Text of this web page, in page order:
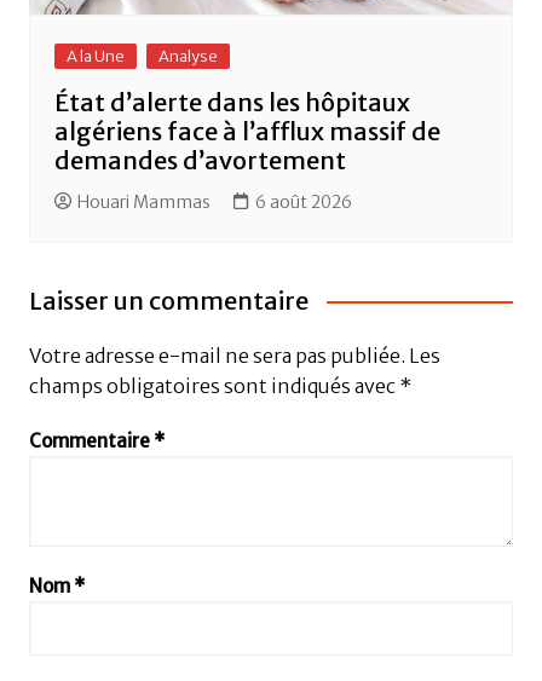
A la Une Analyse
État d’alerte dans les hôpitaux
algériens face à l’afflux massif de
demandes d’avortement
Houari Mammas 6 août 2026
Laisser un commentaire
Votre adresse e-mail ne sera pas publiée. Les
champs obligatoires sont indiqués avec *
Commentaire *
Nom *